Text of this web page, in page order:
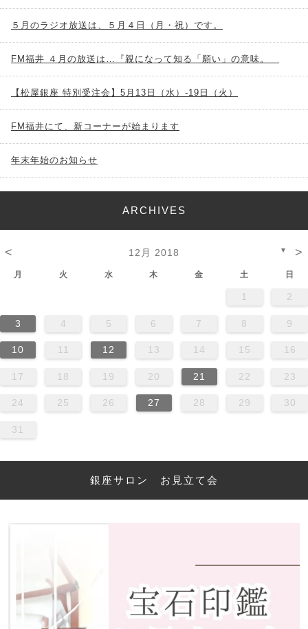
５月のラジオ放送は、５月４日（月・祝）です。
FM福井 ４月の放送は…『親になって知る「願い」の意味。
【松屋銀座 特別受注会】5月13日（水）-19日（火）
FM福井にて、新コーナーが始まります
年末年始のお知らせ
ARCHIVES
< 12月 2018 ▼ >
月 火 水 木 金 土 日
1 2
3 4 5 6 7 8 9
10 11 12 13 14 15 16
17 18 19 20 21 22 23
24 25 26 27 28 29 30
31
銀座サロン お見立て会